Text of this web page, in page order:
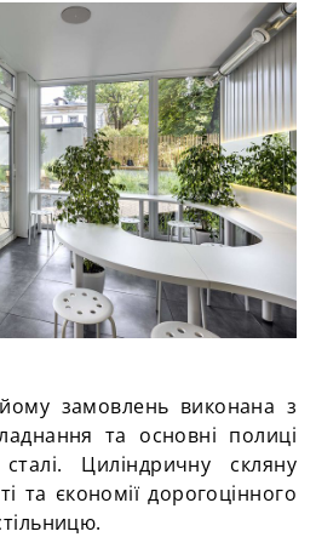
замовлень виконана з
та основні полиці
Циліндричну скляну
та єкономії дорогоцінного